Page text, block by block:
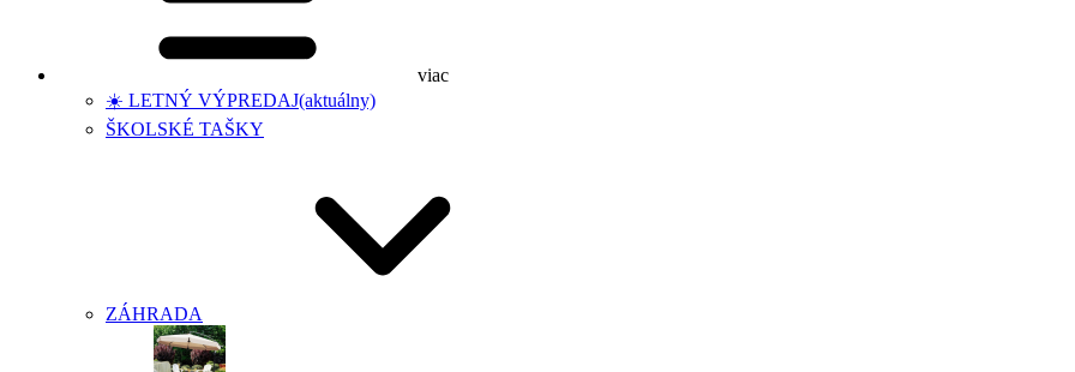
viac
☀️ LETNÝ VÝPREDAJ(aktuálny)
ŠKOLSKÉ TAŠKY
ZÁHRADA